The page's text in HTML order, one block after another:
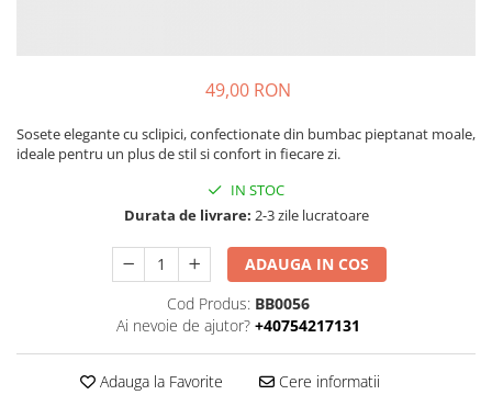
49,00 RON
Sosete elegante cu sclipici, confectionate din bumbac pieptanat moale,
ideale pentru un plus de stil si confort in fiecare zi.
IN STOC
Durata de livrare: 2-3 zile lucratoare
ADAUGA IN COS
Cod Produs: BB0056
Ai nevoie de ajutor? +40754217131
Adauga la Favorite Cere informatii